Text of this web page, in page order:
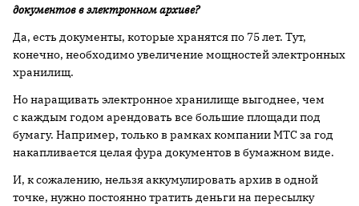
документов в электронном архиве?
Да, есть документы, которые хранятся по 75 лет. Тут,
конечно, необходимо увеличение мощностей электронных
хранилищ.
Но наращивать электронное хранилище выгоднее, чем
с каждым годом арендовать все большие площади под
бумагу. Например, только в рамках компании МТС за год
накапливается целая фура документов в бумажном виде.
И, к сожалению, нельзя аккумулировать архив в одной
точке, нужно постоянно тратить деньги на пересылку